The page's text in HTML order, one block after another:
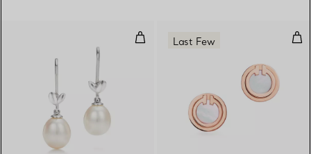
Olive Leaf Ohrhänger
Last Few